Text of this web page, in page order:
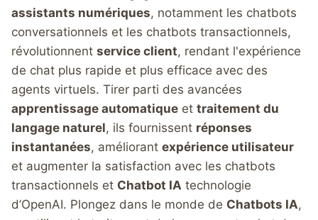
assistants numériques, notamment les chatbots
conversationnels et les chatbots transactionnels,
révolutionnent service client, rendant l'expérience
de chat plus rapide et plus efficace avec des
agents virtuels. Tirer parti des avancées
apprentissage automatique et traitement du
langage naturel, ils fournissent réponses
instantanées, améliorant expérience utilisateur
et augmenter la satisfaction avec les chatbots
transactionnels et Chatbot IA technologie
d’OpenAI. Plongez dans le monde de Chatbots IA,